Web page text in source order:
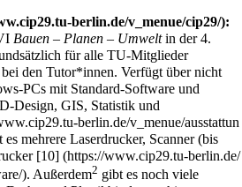
:
Bauen – Planen – Umweltin der 4.
für alle TU-Mitglieder
den Tutor*innen. Verfügt über nicht
PCs mit Standard-Software und
Design, GIS, Statistik und
mehrere Laserdrucker, Scanner (bis
[10]
. Außerdem2 gibt es noch viele